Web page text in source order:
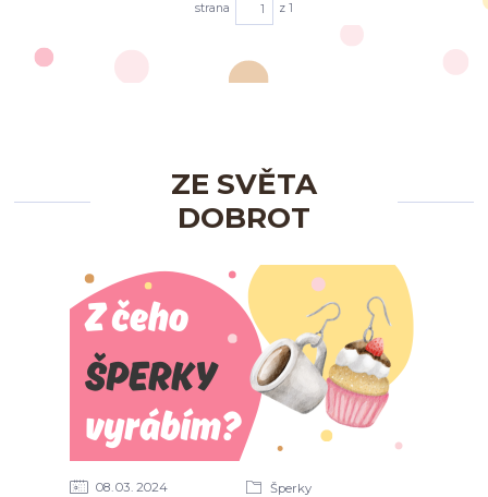
strana z 1
ZE SVĚTA
DOBROT
08 03 2024 Šperky